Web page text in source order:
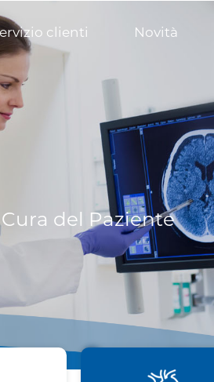
clienti Novità
del Paziente